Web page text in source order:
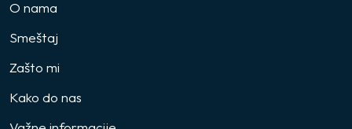
O nama
Smeštaj
Zašto mi
Kako do nas